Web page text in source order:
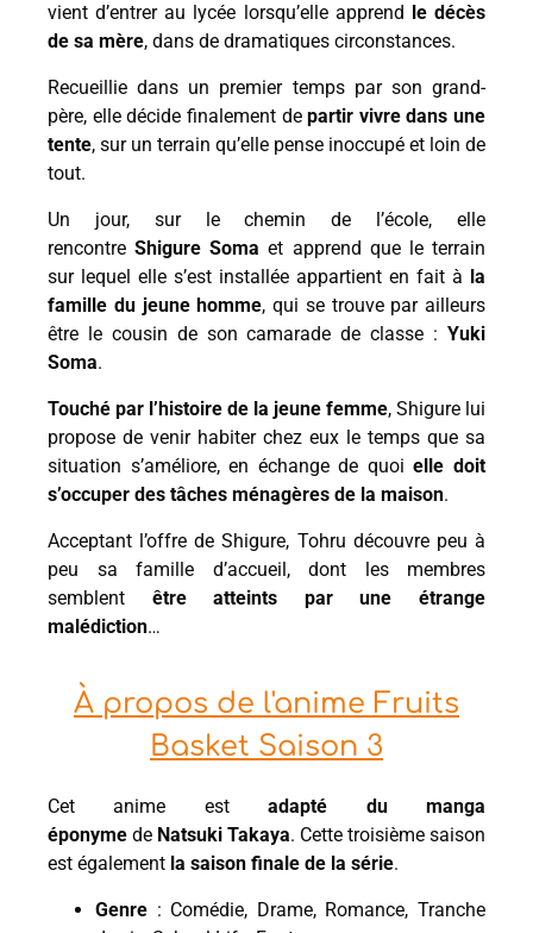
vient d’entrer au lycée lorsqu’elle apprend le décès
de sa mère, dans de dramatiques circonstances.
Recueillie dans un premier temps par son grand-
père, elle décide finalement departir vivre dans une
tente, sur un terrain qu’elle pense inoccupé et loin de
tout.
Un jour, sur le chemin de l’école, elle
rencontreShigure Soma et apprend que le terrain
sur lequel elle s’est installée appartient en fait à la
famille du jeune homme, qui se trouve par ailleurs
être le cousin de son camarade de classe : Yuki
Soma.
Touché par l’histoire de la jeune femme, Shigure lui
propose de venir habiter chez eux le temps que sa
situation s’améliore, en échange de quoielle doit
s’occuper des tâches ménagères de la maison.
Acceptant l’offre de Shigure, Tohru découvre peu à
peu sa famille d’accueil, dont les membres
semblent être atteints par une étrange
malédiction…
À propos de l'anime Fruits
Basket Saison 3
Cet anime estadapté du manga
éponyme de Natsuki Takaya. Cette troisième saison
est également la saison finale de la série.
Genre : Comédie, Drame, Romance, Tranche